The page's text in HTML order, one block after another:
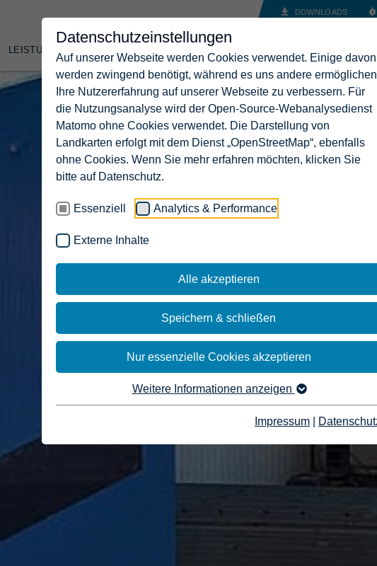
Datenschutzeinstellungen
Auf unserer Webseite werden Cookies verwendet. Einige davon
werden zwingend benötigt, während es uns andere
Ihre Nutzererfahrung auf unserer Webseite zu verbessern. Für
die Nutzungsanalyse wird der Open-Source-Webanalysedienst
Matomo ohne Cookies verwendet. Die Darstellung von
Landkarten erfolgt mit dem Dienst „OpenStreetMap“, ebenfalls
ohne Cookies. Wenn Sie mehr erfahren möchten, klicken Sie
bitte auf Datenschutz.
Essenziell Analytics & Performance
Externe Inhalte
Alle akzeptieren
Speichern & schließen
Nur essenzielle Cookies akzeptieren
Weitere Informationen anzeigen
Impressum
DOWNLOADS
LEISTUNGEN